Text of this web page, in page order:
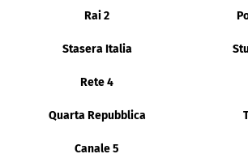
Rai 2
Stasera Italia
Rete 4
Quarta Repubblica
Canale 5